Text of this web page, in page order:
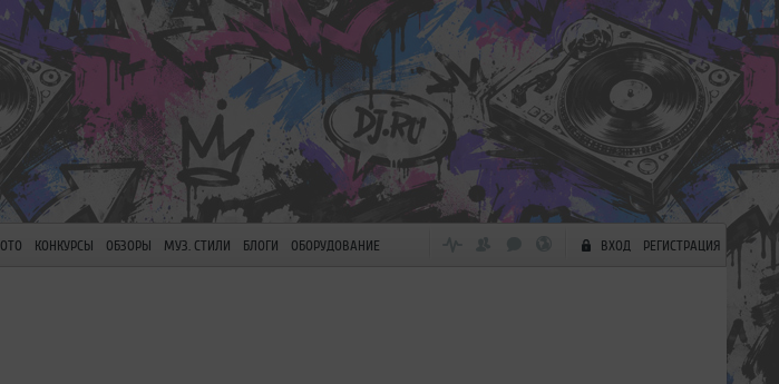
КОНКУРСЫ ОБЗОРЫ МУЗ. СТИЛИ БЛОГИ ОБОРУДОВАНИЕ ВХОД РЕГИСТРАЦИЯ